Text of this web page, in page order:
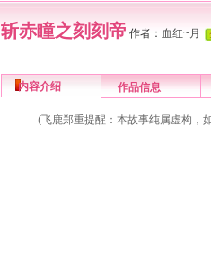
斩赤瞳之刻刻帝 作者： 血红~月
内容介绍 作品信息
(飞鹿郑重提醒：本故事纯属虚构，